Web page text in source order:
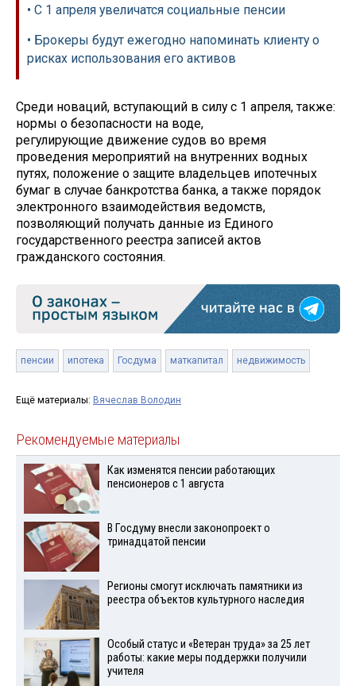
• С 1 апреля увеличатся социальные пенсии
• Брокеры будут ежегодно напоминать клиенту о
рисках использования его активов
Среди новаций, вступающий в силу с 1 апреля, также:
нормы о безопасности на воде,
регулирующие движение судов во время
проведения мероприятий на внутренних водных
путях, положение о защите владельцев ипотечных
бумаг в случае банкротства банка, а также порядок
электронного взаимодействия ведомств,
позволяющий получать данные из Единого
государственного реестра записей актов
гражданского состояния.
пенсии ипотека Госдума маткапитал недвижимость
Ещё материалы: Вячеслав Володин
Рекомендуемые материалы
Как изменятся пенсии работающих
пенсионеров с 1 августа
В Госдуму внесли законопроект о
тринадцатой пенсии
Регионы смогут исключать памятники из
реестра объектов культурного наследия
Особый статус и «Ветеран труда» за 25 лет
работы: какие меры поддержки получили
учителя